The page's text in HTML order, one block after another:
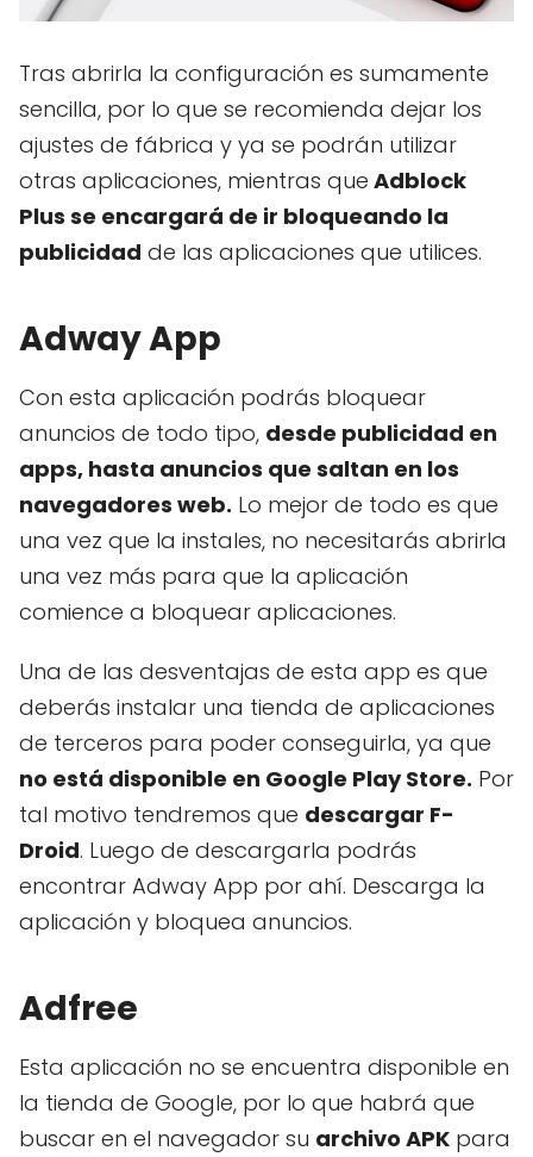
Tras abrirla la configuración es sumamente
sencilla, por lo que se recomienda dejar los
ajustes de fábrica y ya se podrán utilizar
otras aplicaciones, mientras que Adblock
Plus se encargará de ir bloqueando la
publicidad de las aplicaciones que utilices.
Adway App
Con esta aplicación podrás bloquear
anuncios de todo tipo, desde publicidad en
apps, hasta anuncios que saltan en los
navegadores web. Lo mejor de todo es que
una vez que la instales, no necesitarás abrirla
una vez más para que la aplicación
comience a bloquear aplicaciones.
Una de las desventajas de esta app es que
deberás instalar una tienda de aplicaciones
de terceros para poder conseguirla, ya que
no está disponible en Google Play Store. Por
tal motivo tendremos que descargar F-
Droid. Luego de descargarla podrás
encontrar Adway App por ahí. Descarga la
aplicación y bloquea anuncios.
Adfree
Esta aplicación no se encuentra disponible en
la tienda de Google, por lo que habrá que
buscar en el navegador su archivo APK para